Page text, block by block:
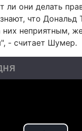
ли они делать
что Дональд
них неприятным,
- считает Шумер.